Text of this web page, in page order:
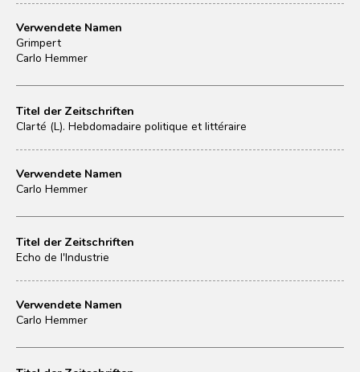
Verwendete Namen
Grimpert
Carlo Hemmer
Titel der Zeitschriften
Clarté (L). Hebdomadaire politique et littéraire
Verwendete Namen
Carlo Hemmer
Titel der Zeitschriften
Echo de l'Industrie
Verwendete Namen
Carlo Hemmer